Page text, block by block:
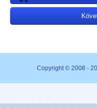
Copyright © 2008 -